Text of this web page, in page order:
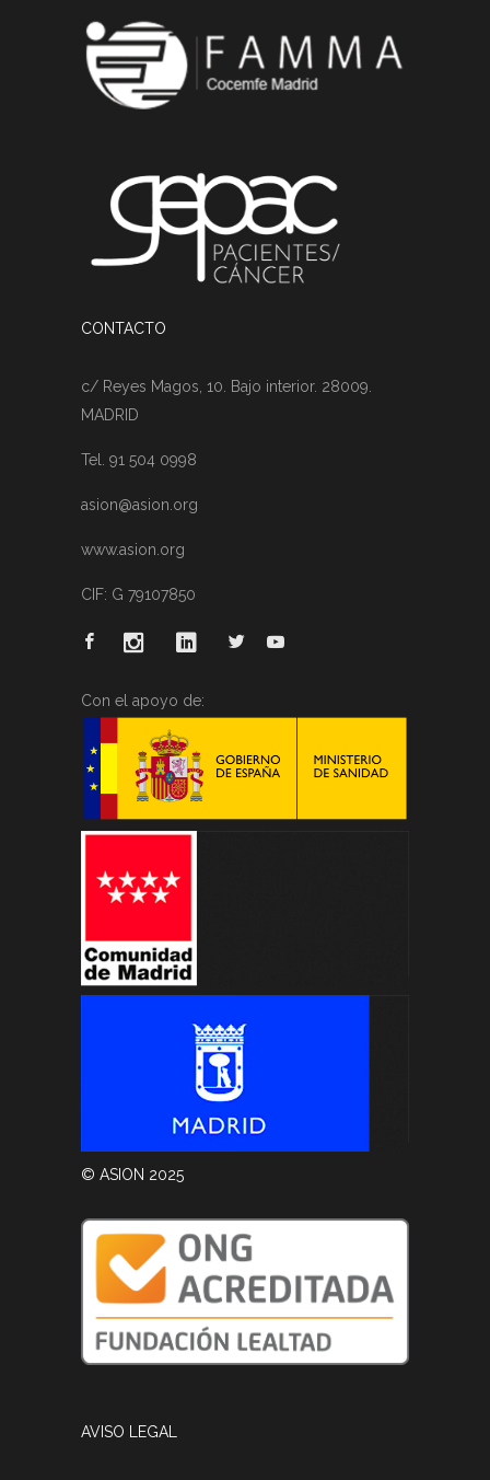
CONTACTO
c/ Reyes Magos, 10. Bajo interior. 28009.
MADRID
Tel. 91 504 0998
asion@asion.org
www.asion.org
CIF: G 79107850
Con el apoyo de:
© ASION 2025
AVISO LEGAL